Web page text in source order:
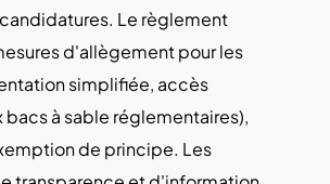
Le règlement
d'allègement pour les
simplifiée, accès
bacs à sable réglementaires),
de principe. Les